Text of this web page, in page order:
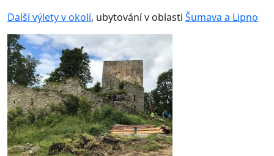
Další výlety v okolí, ubytování v oblasti Šumava a Lipno